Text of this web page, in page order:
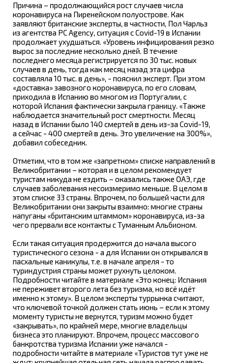
Причина – продолжающийся рост случаев числа
коронавируса на Пиренейском полуострове. Как
заявляют британские эксперты, в частности, Пол Чарльз
из агентства PC Agency, ситуация с Covid-19 в Испании
продолжает ухудшаться. «Уровень инфицирования резко
вырос за последние несколько дней. В течение
последнего месяца регистрируется по 30 тыс. новых
случаев в день, тогда как месяц назад эта цифра
составляла 10 тыс. в день», - пояснил эксперт. При этом
«доставка» завозного коронавируса, по его словам,
приходила в Испанию во многом из Португалии, с
которой Испания фактически закрыла границу. «Также
наблюдается значительный рост смертности. Месяц
назад в Испании было 140 смертей в день из-за Covid-19,
а сейчас - 400 смертей в день. Это увеличение на 300%»,
добавил собеседник.
Отметим, что в том же «запретном» списке направлений в
Великобритании – которая и в целом рекомендует
туристам никуда не ездить – оказались также ОАЭ, где
случаев заболевания несоизмеримо меньше. В целом в
этом списке 33 страны. Впрочем, по большей части для
Великобритании они закрыты взаимно: многие страны
напуганы «британским штаммом» коронавируса, из-за
чего прервали все контакты с Туманным Альбионом.
Если такая ситуация продержится до начала высого
туристического сезона - а для Испании он открывался в
пасхальные каникулы, т.е. в начале апреля - то
туриндустрия страны может рухнуть целоком.
Подробности читайте в материале «Это конец: Испания
не переживет второго лета без туризма, но всё идёт
именно к этому». В целом эксперты туррынка считают,
что ключевой точкой должен стать июнь – если к этому
моменту туристы не вернутся, туризм можно будет
«закрывать», по крайней мере, многие владельцы
бизнеса это планируют. Впрочем, процесс массового
банкротства туризма Испании уже начался -
подробности читайте в материале «Туристов тут уже не